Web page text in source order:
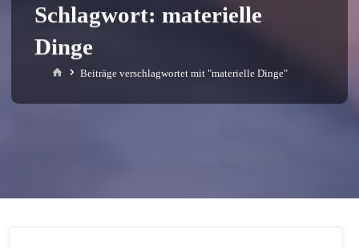
Schlagwort:materielle
Dinge
StartBeiträge verschlagwortet mit "materielle Dinge"